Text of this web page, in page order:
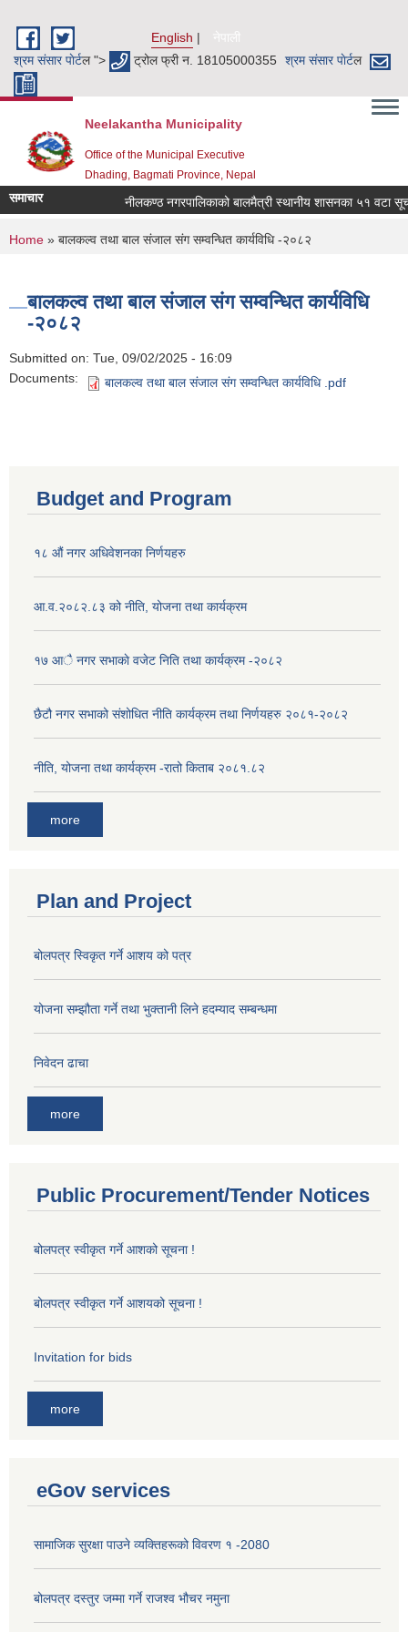
English
नेपाली
श्रम संसार पाेर्टल "> ट्रोल फ्री न. 18105000355 श्रम संसार पाेर्टल
Neelakantha Municipality
Office of the Municipal Executive
Dhading, Bagmati Province, Nepal
समाचार नीलकण्ठ नगरपालिकाको बालमैत्री स्थानीय शासनका ५१ वटा
You are here
Home » बालकल्व तथा बाल संजाल संग सम्वन्धित कार्यविधि -२०८२
बालकल्व तथा बाल संजाल संग सम्वन्धित कार्यविधि
-२०८२
Submitted on: Tue, 09/02/2025 - 16:09
Documents:
बालकल्व तथा बाल संजाल संग सम्वन्धित कार्यविधि .pdf
Budget and Program
१८ औं नगर अधिवेशनका निर्णयहरु
आ.व.२०८२.८३ को नीति, योजना तथा कार्यक्रम
१७ आै नगर सभाकाे वजेट निति तथा कार्यक्रम -२०८२
छैटौ नगर सभाको संशोधित नीति कार्यक्रम तथा निर्णयहरु २०८१-२०८२
नीति, योजना तथा कार्यक्रम -रातो किताब २०८१.८२
more
Plan and Project
बोलपत्र स्विकृत गर्ने आशय को पत्र
योजना सम्झौता गर्ने तथा भुक्तानी लिने हदम्याद सम्बन्धमा
निवेदन ढाचा
more
Public Procurement/Tender Notices
बोलपत्र स्वीकृत गर्ने आशको सूचना !
बोलपत्र स्वीकृत गर्ने आशयको सूचना !
Invitation for bids
more
eGov services
सामाजिक सुरक्षा पाउने व्यक्तिहरूको विवरण १ -2080
बोलपत्र दस्तुर जम्मा गर्ने राजश्व भौचर नमुना